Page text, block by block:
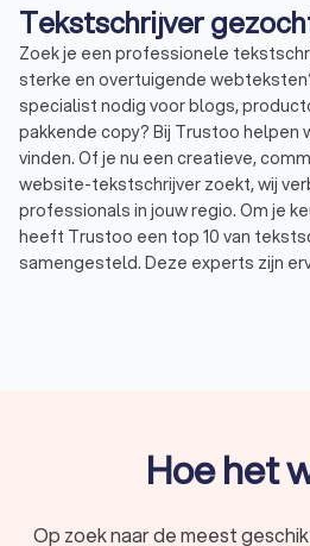
Tekstschrijver
Zoek je een professionele
sterke en overtuigende
specialist nodig voor blogs,
pakkende copy? Bij Trustoo helpen
vinden. Of je nu een creatieve,
website-tekstschrijver zoekt, wij
professionals in jouw regio. Om je
heeft Trustoo een top 10 van
samengesteld. Deze experts zijn
Een tekstschrijver helpt bedrijven
creëren van pakkende en
stimuleren ook conversies en
Hoe het
Op zoek naar de meest